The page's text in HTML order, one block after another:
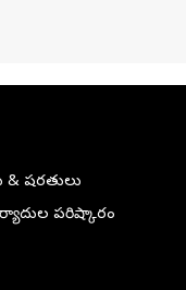
షరతులు
పరిష్కారం